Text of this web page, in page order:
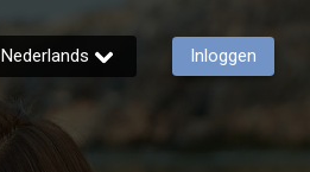
Nederlands Inloggen